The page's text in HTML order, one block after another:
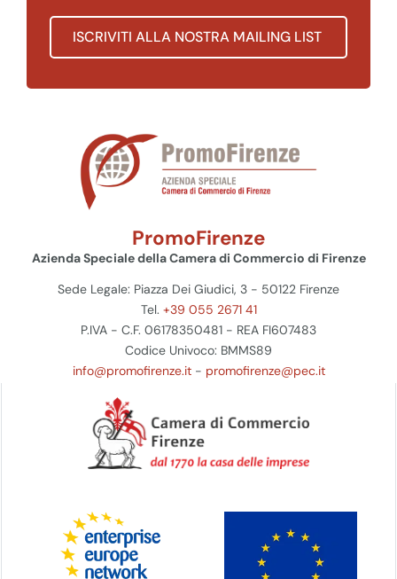
ISCRIVITI ALLA NOSTRA MAILING LIST
PromoFirenze
Azienda Speciale della Camera di Commercio di Firenze
Sede Legale: Piazza Dei Giudici, 3 - 50122 Firenze
Tel. +39 055 2671 41
P.IVA - C.F. 06178350481 - REA FI607483
Codice Univoco: BMMS89
info@promofirenze.it- promofirenze@pec.it